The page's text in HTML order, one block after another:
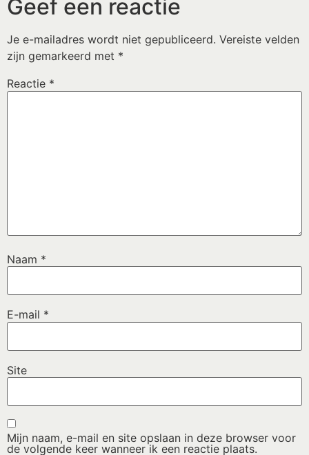
Geef een reactie
Je e-mailadres wordt niet gepubliceerd. Vereiste velden
zijn gemarkeerd met *
Reactie *
Naam *
E-mail *
Site
Mijn naam, e-mail en site opslaan in deze browser voor
de volgende keer wanneer ik een reactie plaats.